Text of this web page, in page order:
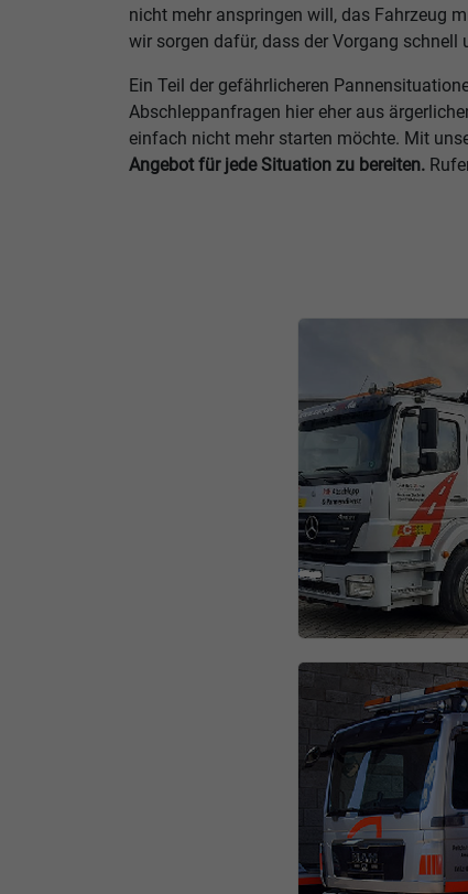
nicht mehr anspringen will, das Fahrzeug
wir sorgen dafür, dass der Vorgang schnell
Ein Teil der gefährlicheren
Abschleppanfragen hier eher aus
einfach nicht mehr starten möchte. Mit
Angebot für jede Situation zu bereiten.